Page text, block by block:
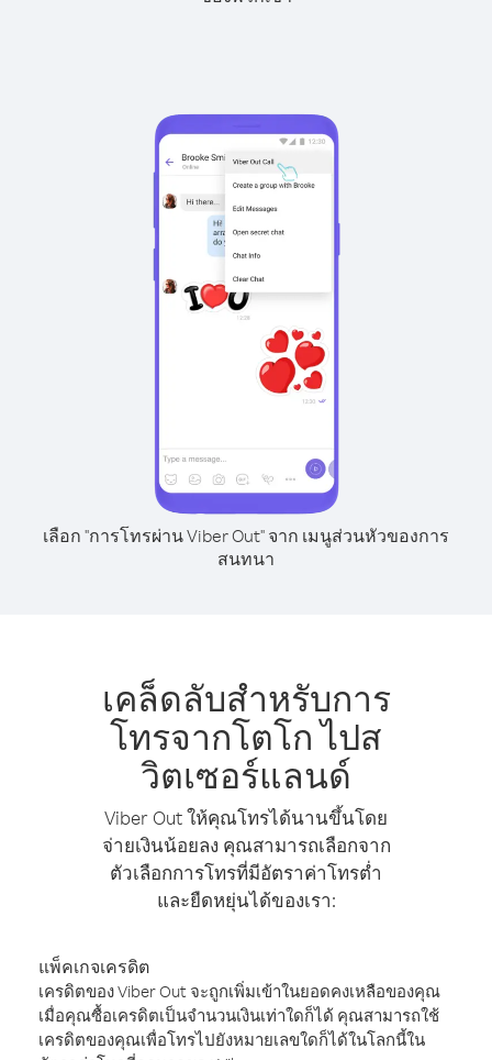
เลือก "การโทรผ่าน Viber Out" จาก เมนูส่วนหัวของการ
สนทนา
เคล็ดลับสำหรับการ
โทรจากโตโก ไปส
วิตเซอร์แลนด์
Viber Out ให้คุณโทรได้นานขึ้นโดย
จ่ายเงินน้อยลง คุณสามารถเลือกจาก
ตัวเลือกการโทรที่มีอัตราค่าโทรต่ำ
และยืดหยุ่นได้ของเรา:
แพ็คเกจเครดิต
เครดิตของ Viber Out จะถูกเพิ่มเข้าในยอดคงเหลือของคุณ
เมื่อคุณซื้อเครดิตเป็นจำนวนเงินเท่าใดก็ได้ คุณสามารถใช้
เครดิตของคุณเพื่อโทรไปยังหมายเลขใดก็ได้ในโลกนี้ใน